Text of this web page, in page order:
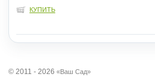
КУПИТЬ
© 2011 - 2026 «Ваш Сад»